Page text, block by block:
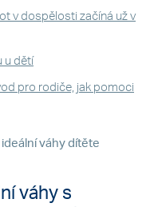
v dospělosti začíná už v
u dětí
pro rodiče, jak pomoci
váhy dítěte
váhy s